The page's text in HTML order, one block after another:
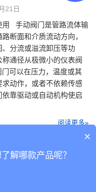
21日
用 手动阀门是管路流体输
断面和介质流动方向，
分流或溢流卸压等功
通径从极微小的仪表阀
可以在压力，温度或其
动作，或者不依赖传感
靠驱动或自动机构使启
阅读更多»
号-2
×
解哪款产品呢？